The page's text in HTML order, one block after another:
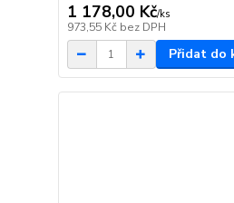
1 178,00 Kč/ks
973,55 Kč bez DPH
Přidat do